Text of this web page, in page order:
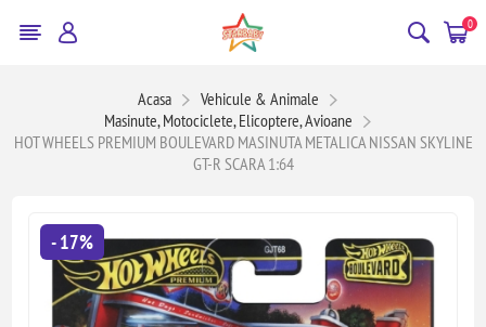
0
Acasa
Vehicule & Animale
Masinute, Motociclete, Elicoptere, Avioane
HOT WHEELS PREMIUM BOULEVARD MASINUTA METALICA NISSAN SKYLINE
GT-R SCARA 1:64
- 17%